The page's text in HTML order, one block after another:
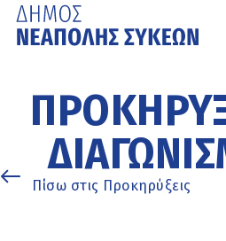
κυρίως
περιεχόμενο
Πίσω στις Προκηρύξεις